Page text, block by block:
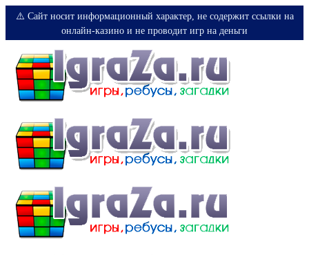
⚠️ Сайт носит информационный характер, не содержит ссылки на
онлайн-казино и не проводит игр на деньги